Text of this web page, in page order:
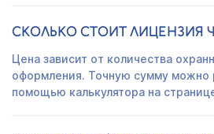
СКОЛЬКО СТОИТ ЛИЦЕНЗИЯ
Цена зависит от количества
оформления. Точную сумму можно
помощью калькулятора на